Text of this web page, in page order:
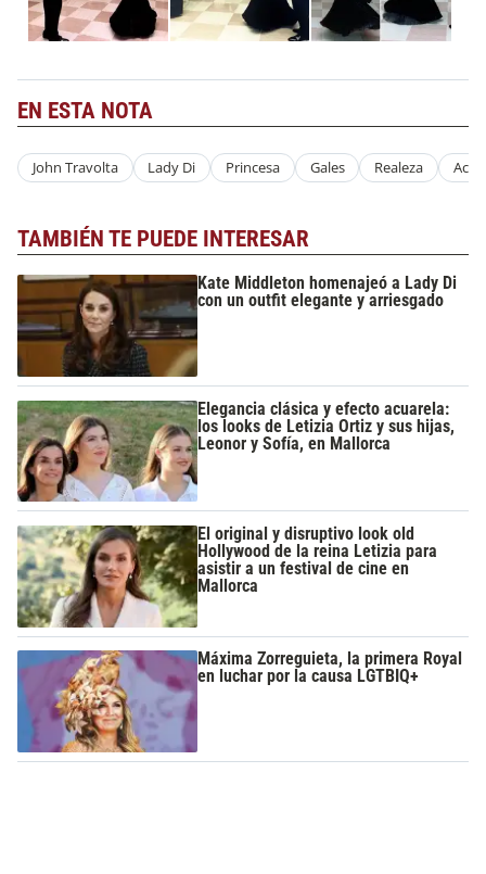
EN ESTA NOTA
John Travolta Lady Di Princesa Gales Realeza
TAMBIÉN TE PUEDE INTERESAR
Kate Middleton homenajeó a Lady Di
con un outfit elegante y arriesgado
Elegancia clásica y efecto acuarela:
los looks de Letizia Ortiz y sus hijas,
Leonor y Sofía, en Mallorca
El original y disruptivo look old
Hollywood de la reina Letizia para
asistir a un festival de cine en
Mallorca
Máxima Zorreguieta, la primera Royal
en luchar por la causa LGTBIQ+